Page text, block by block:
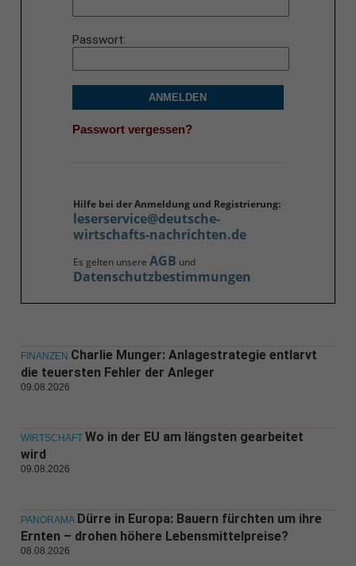
Passwort
ANMELDEN
Passwort vergessen?
Hilfe bei der Anmeldung und Registrierung:
leserservice@deutsche-
wirtschafts-nachrichten.de
Es gelten unsere AGB und
Datenschutzbestimmungen
FINANZEN Charlie Munger: Anlagestrategie entlarvt
die teuersten Fehler der Anleger
09.08.2026
WIRTSCHAFT Wo in der EU am längsten gearbeitet
wird
09.08.2026
PANORAMA Dürre in Europa: Bauern fürchten um ihre
Ernten – drohen höhere Lebensmittelpreise?
08.08.2026